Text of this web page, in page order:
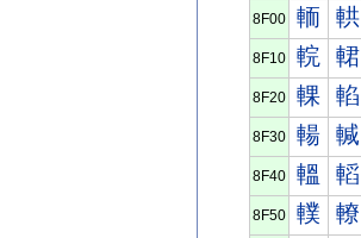
8F00 輀 輁
8F10 輐 輑
8F20 輠 輡
8F30 輰 輱
8F40 轀 轁
8F50 轐 轑